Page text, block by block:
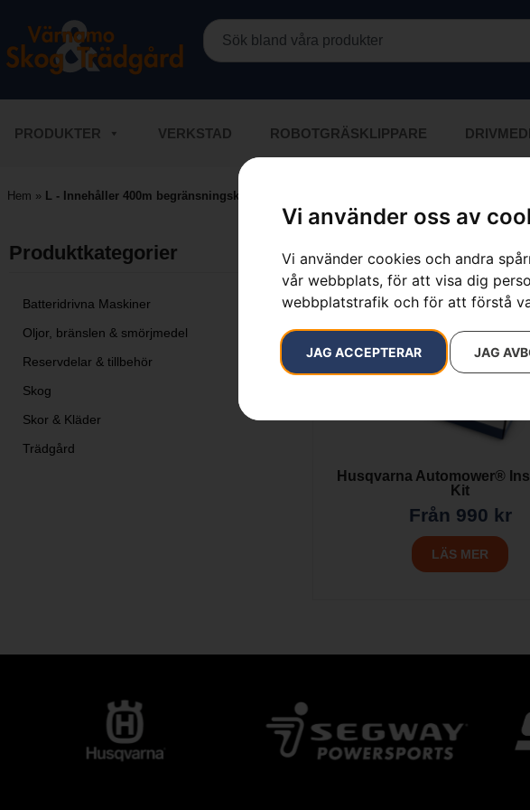
Vi använder oss av
Vi använder cookies och andra
vår webbplats, för att visa dig
webbplatstrafik och för att förstå
JAG ACCEPTERAR JAG
PRODUKTER VERKSTAD ROBOTGRÄSKLIPPARE
Hem » L - Innehåller 400m begränsningskabel / 600 st märlor / 5st skarvdon / 5st
Produktkategorier​
Batteridrivna Maskiner
Oljor, bränslen & smörjmedel
Reservdelar & tillbehör
Skog
Skor & Kläder
Trädgård
Husqvarna Automower®
Kit
Från 990 kr
LÄS MER